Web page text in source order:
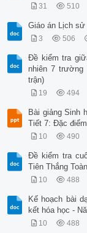
31 510
Giáo án Lịch
3 506
Đề kiểm tra
nhiên 7 trường
trận)
19 494
Bài giảng Sinh
Tiết 7: Đặc
10 490
Đề kiểm tra
Tiên Thắng
10 488
Kế hoạch bài
kết hóa học -
10 488